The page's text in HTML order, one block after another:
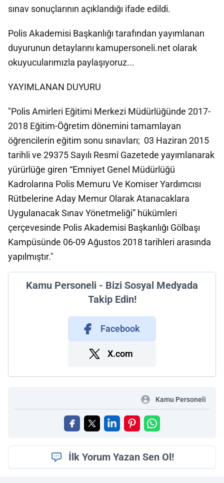
sınav sonuçlarının açıklandığı ifade edildi.
Polis Akademisi Başkanlığı tarafından yayımlanan
duyurunun detaylarını kamupersoneli.net olarak
okuyucularımızla paylaşıyoruz...
YAYIMLANAN DUYURU
"Polis Amirleri Eğitimi Merkezi Müdürlüğünde 2017-
2018 Eğitim-Öğretim dönemini tamamlayan
öğrencilerin eğitim sonu sınavları; 03 Haziran 2015
tarihli ve 29375 Sayılı Resmî Gazetede yayımlanarak
yürürlüğe giren “Emniyet Genel Müdürlüğü
Kadrolarına Polis Memuru Ve Komiser Yardımcısı
Rütbelerine Aday Memur Olarak Atanacaklara
Uygulanacak Sınav Yönetmeliği” hükümleri
çerçevesinde Polis Akademisi Başkanlığı Gölbaşı
Kampüsünde 06-09 Ağustos 2018 tarihleri arasında
yapılmıştır."
Kamu Personeli - Bizi Sosyal Medyada
Takip Edin!
Facebook
X.com
Kamu Personeli
İlk Yorum Yazan Sen Ol!